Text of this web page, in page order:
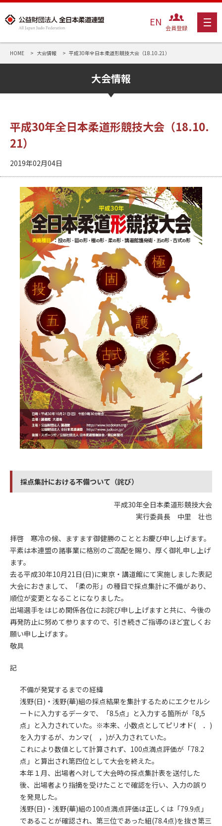
EN 会員登録
HOME 大会情報 平成30年全日本柔道形競技大会（18.10.21）
大会情報
平成30年全日本柔道形競技大会（18.10.
21）
2019年02月04日
採点集計における不備ついて（詫び）
平成30年全日本柔道形競技大会
実行委員長 中里 壮也
拝啓 寒冷の候、ますます御健勝のこととお慶び申し上げます。
平素は本連盟の諸事業に格別のご高配を賜り、厚く御礼申し上げ
ます。
去る平成30年10月21日(日)に東京・講道館にて実施しました表記
大会におきまして、「柔の形」の種目で採点集計に不備があり、
順位が変更となることになりました。
出場選手をはじめ関係各位にお詫び申し上げますと共に、今後の
再発防止に努めて参りますので、引き続きご指導のほど宜しくお
願い申し上げます。
敬具
記
不備が発覚するまでの経緯
浅野(日)・浅野(華)組の採点結果を集計するためにエクセルシ
ートに入力するデータで、「8.5点」と入力する箇所が「8,5
点」と入力されていた。※本来、小数点としてピリオド( ．)
を入力するが、カンマ( ，)が入力されていた。
これにより数値として計算されず、100点満点評価が「78.2
点」と算出され第四位として大会を終えた。
本年１月、出場者へ対して大会時の採点集計表を送付した
後、出場者より指摘を受けたことで確認を行い、入力の誤り
を発見した。
浅野(日)・浅野(華)組の100点満点評価は正しくは「79.9点」
であることが確認され、第三位であった組(78.4点)を抜き第三